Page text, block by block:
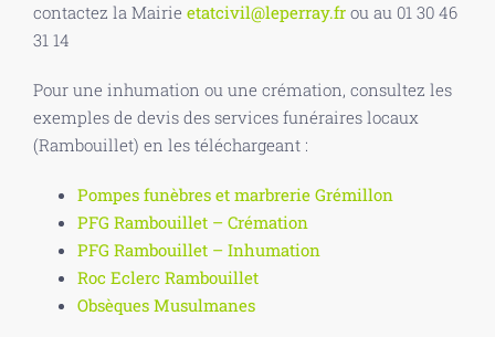
contactez la Mairie etatcivil@leperray.fr ou au 01 30 46
31 14
Pour une inhumation ou une crémation, consultez les
exemples de devis des services funéraires locaux
(Rambouillet) en les téléchargeant :
Pompes funèbres et marbrerie Grémillon
PFG Rambouillet – Crémation
PFG Rambouillet – Inhumation
Roc Eclerc Rambouillet
Obsèques Musulmanes